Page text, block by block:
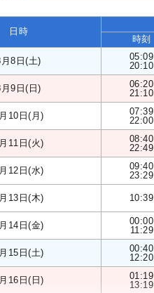
日時
時刻
8日(土)
05:09
20:10
9日(日)
06:20
21:10
10日(月)
07:39
22:00
11日(火)
08:40
22:49
12日(水)
09:40
23:29
13日(木) 10:39
14日(金)
00:00
11:29
15日(土)
00:40
12:20
16日(日)
01:19
13:19